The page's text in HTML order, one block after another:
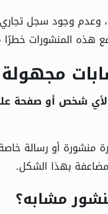
وجود سجل تجاري
هذه المنشورات خطرًا
مجهولة
شخص أو صفحة
منشورة أو
مضاعفة بهذا الشكل.
مشابه؟